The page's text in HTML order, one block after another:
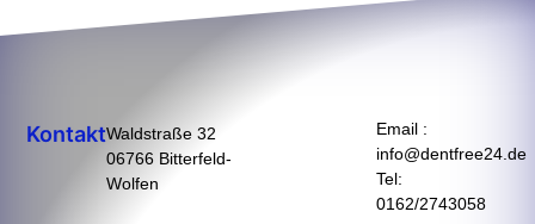
KontaktWaldstraße 32
06766 Bitterfeld-
Wolfen
Email :
info@dentfree24.de
Tel:
0162/2743058